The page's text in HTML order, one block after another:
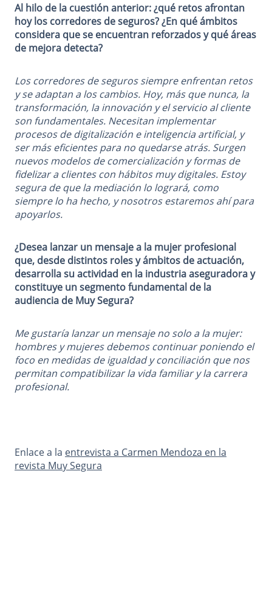
Al hilo de la cuestión anterior: ¿qué retos afrontan
hoy los corredores de seguros? ¿En qué ámbitos
considera que se encuentran reforzados y qué áreas
de mejora detecta?
Los corredores de seguros siempre enfrentan retos
y se adaptan a los cambios. Hoy, más que nunca, la
transformación, la innovación y el servicio al cliente
son fundamentales. Necesitan implementar
procesos de digitalización e inteligencia artificial, y
ser más eficientes para no quedarse atrás. Surgen
nuevos modelos de comercialización y formas de
fidelizar a clientes con hábitos muy digitales. Estoy
segura de que la mediación lo logrará, como
siempre lo ha hecho, y nosotros estaremos ahí para
apoyarlos.
¿Desea lanzar un mensaje a la mujer profesional
que, desde distintos roles y ámbitos de actuación,
desarrolla su actividad en la industria aseguradora y
constituye un segmento fundamental de la
audiencia de Muy Segura?
Me gustaría lanzar un mensaje no solo a la mujer:
hombres y mujeres debemos continuar poniendo el
foco en medidas de igualdad y conciliación que nos
permitan compatibilizar la vida familiar y la carrera
profesional.
Enlace a la entrevista a Carmen Mendoza en la
revista Muy Segura